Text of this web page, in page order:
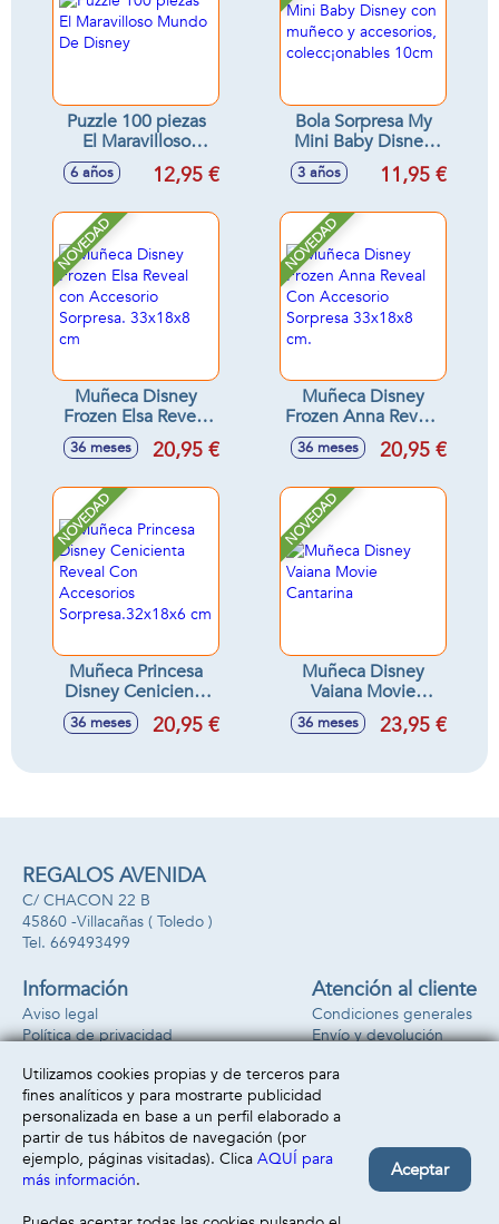
Puzzle 100 piezas
El Maravilloso
Mundo De Disney
6 años 12,95 €
Bola Sorpresa My
Mini Baby Disney
con muñeco y
accesorios,
10cm
3 años 11,95 €
NOVEDAD
Muñeca Disney
Frozen Elsa Reveal
con Accesorio
Sorpresa. 33x18x8
36 meses 20,95 €
NOVEDAD
Muñeca Disney
Frozen Anna Reveal
Con Accesorio
Sorpresa 33x18x8
36 meses 20,95 €
NOVEDAD
Muñeca Princesa
Disney Cenicienta
Reveal Con
Accesorios
cm
36 meses 20,95 €
NOVEDAD
Muñeca Disney
Vaiana Movie
Cantarina
36 meses 23,95 €
REGALOS AVENIDA
C/ CHACON 22 B
45860 -Villacañas ( Toledo )
669493499
Información
Aviso legal
Política de privacidad
Atención al cliente
Condiciones generales
Envío y devolución
Formas de pago
Utilizamos cookies propias y de terceros para
fines analíticos y para mostrarte publicidad
personalizada en base a un perfil elaborado a
partir de tus hábitos de navegación (por
ejemplo, páginas visitadas). Clica AQUÍ para
más información.
Aceptar